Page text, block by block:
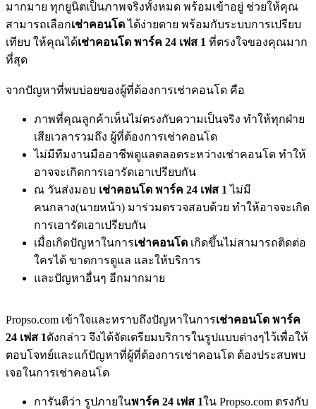
มากมาย ทุกยูนิตเป็นภาพจริงทั้งหมด พร้อมเข้าอยู่ ช่วยให้คุณ
สามารถเลือกเช่าคอนโดได้ง่ายดาย พร้อมกับระบบการเปรียบ
เทียบ ให้คุณได้เช่าคอนโด พาร์ค 24 เฟส 1 ที่ตรงใจของคุณมาก
ที่สุด
จากปัญหาที่พบบ่อยของผู้ที่ต้องการเช่าคอนโด คือ
ภาพที่คุณลูกค้าเห็นไม่ตรงกับความเป็นจริง ทำให้ทุกฝ่าย
เสียเวลารวมถึง ผู้ที่ต้องการเช่าคอนโด
ไม่มีทีมงานมืออาชีพดูแลตลอดระหว่างเช่าคอนโด ทำให้
อาจจะเกิดการเอารัดเอาเปรียบกัน
ณ วันส่งมอบ เช่าคอนโด พาร์ค 24 เฟส 1ไม่มี
คนกลาง(นายหน้า) มาร่วมตรวจสอบด้วย ทำให้อาจจะเกิด
การเอารัดเอาเปรียบกัน
เมื่อเกิดปัญหาในการเช่าคอนโด เกิดขึ้นไม่สามารถติดต่อ
ใครได้ ขาดการดูแล และให้บริการ
และปัญหาอื่นๆ อีกมากมาย
Propso.com เข้าใจและทราบถึงปัญหาในการเช่าคอนโด พาร์ค
24 เฟส 1ดังกล่าว จึงได้จัดเตรียมบริการในรูปแบบต่างๆไว้เพื่อให้
ตอบโจทย์และแก้ปัญหาที่ผู้ที่ต้องการเช่าคอนโด ต้องประสบพบ
เจอในการเช่าคอนโด
การันตีว่า รูปภายในพาร์ค 24 เฟส 1ใน Propso.com ตรงกับ